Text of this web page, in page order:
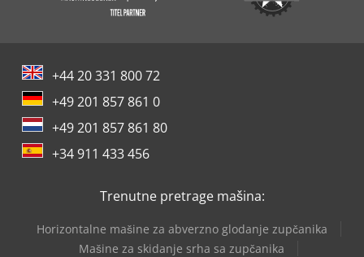
+44 20 331 800 72
+49 201 857 861 0
+49 201 857 861 80
+34 911 433 456
Trenutne pretrage mašina:
Horizontalne mašine za abverzno glodanje zupčanika
Mašine za skidanje srha sa zupčanika